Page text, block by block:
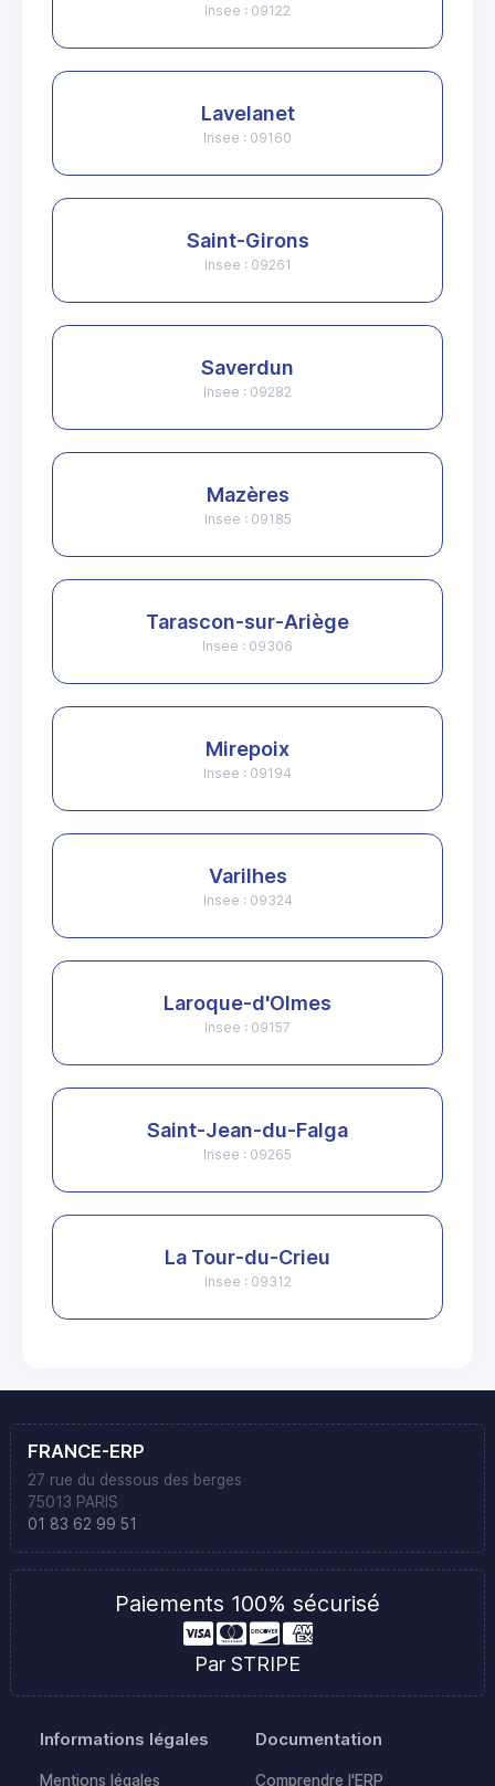
Insee : 09122
Lavelanet
Insee : 09160
Saint-Girons
Insee : 09261
Saverdun
Insee : 09282
Mazères
Insee : 09185
Tarascon-sur-Ariège
Insee : 09306
Mirepoix
Insee : 09194
Varilhes
Insee : 09324
Laroque-d'Olmes
Insee : 09157
Saint-Jean-du-Falga
Insee : 09265
La Tour-du-Crieu
Insee : 09312
FRANCE-ERP
27 rue du dessous des berges
75013 PARIS
01 83 62 99 51
Paiements 100% sécurisé
Par STRIPE
Informations légales
Mentions légales
Documentation
Comprendre l'ERP